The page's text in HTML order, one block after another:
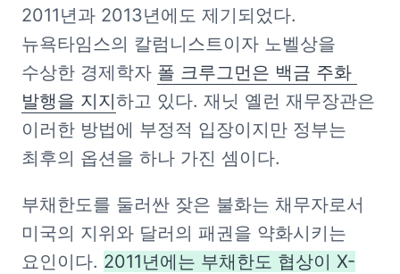
2011년과 2013년에도 제기되었다.
뉴욕타임스의 칼럼니스트이자 노벨상을
수상한 경제학자 폴 크루그먼은 백금 주화
발행을 지지하고 있다. 재닛 옐런 재무장관은
이러한 방법에 부정적 입장이지만 정부는
최후의 옵션을 하나 가진 셈이다.
부채한도를 둘러싼 잦은 불화는 채무자로서
미국의 지위와 달러의 패권을 약화시키는
요인이다. 2011년에는 부채한도 협상이 X-